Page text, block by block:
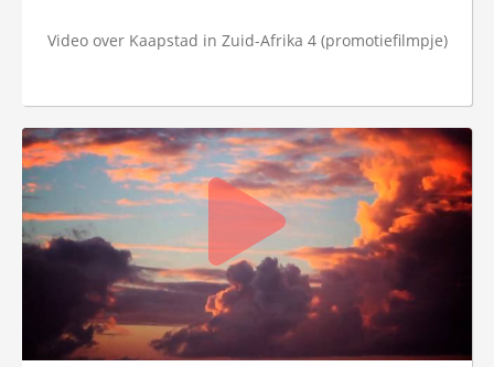
Video over Kaapstad in Zuid-Afrika 4 (promotiefilmpje)